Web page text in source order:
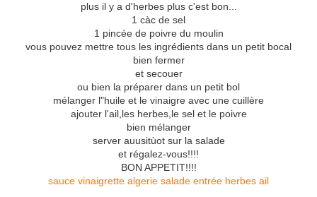
plus il y a d'herbes plus c'est bon...
1 càc de sel
1 pincée de poivre du moulin
vous pouvez mettre tous les ingrédients dans un petit bocal
bien fermer
et secouer
ou bien la préparer dans un petit bol
mélanger l"huile et le vinaigre avec une cuillère
ajouter l'ail,les herbes,le sel et le poivre
bien mélanger
server auusitùot sur la salade
et régalez-vous!!!!
BON APPETIT!!!!
sauce vinaigrette algerie salade entrée herbes ail